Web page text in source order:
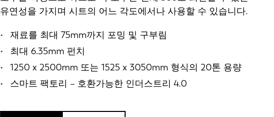
유연성을 가지며 시트의 어느 각도에서나 사용할 수 있습니다.
재료를 최대 75mm까지 포밍 및 구부림
최대 6.35mm 펀치
1250 x 2500mm 또는 1525 x 3050mm 형식의 20톤 용량
스마트 팩토리 – 호환가능한 인더스트리 4.0